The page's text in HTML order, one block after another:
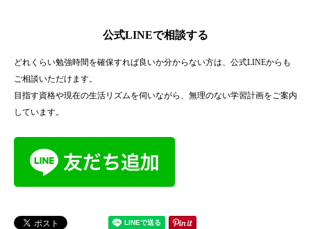
公式LINEで相談する
どれくらい勉強時間を確保すれば良いか分からない方は、公式LINEからも
ご相談いただけます。
目指す資格や現在の生活リズムを伺いながら、無理のない学習計画をご案内
しています。